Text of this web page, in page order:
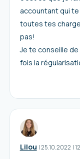
accountant qui
toutes tes
pas!
Je te conseille
fois la
Lilou I25.10.2022 |